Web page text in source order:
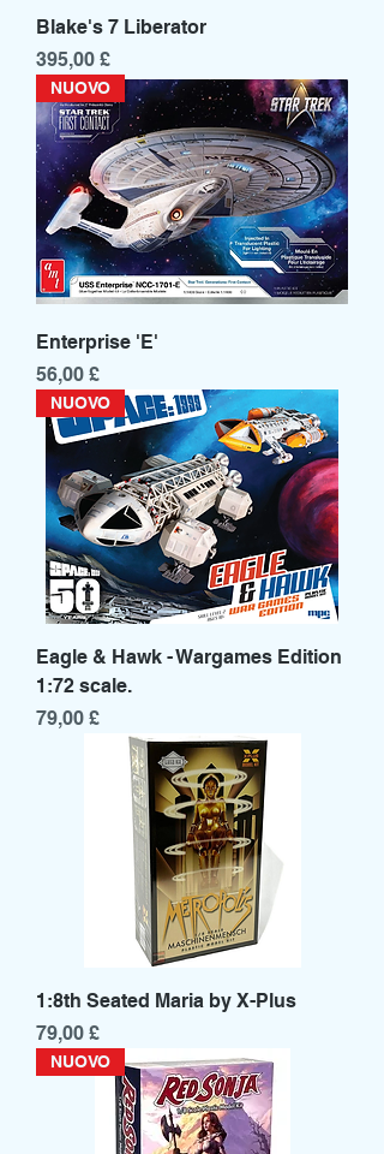
Blake's 7 Liberator
Prezzo
395,00 £
NUOVO
Enterprise 'E'
Prezzo
56,00 £
NUOVO
Eagle & Hawk - Wargames Edition
1:72 scale.
Prezzo
79,00 £
1:8th Seated Maria by X-Plus
Prezzo
79,00 £
NUOVO